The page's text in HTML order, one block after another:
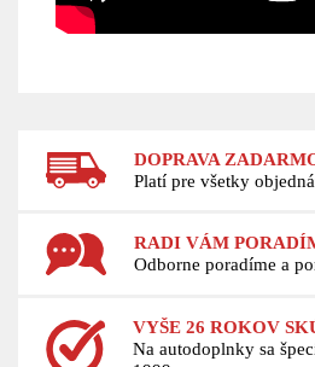
DOPRAVA
Platí pre všetky
RADI VÁM
Odborne poradíme a
VYŠE 26 ROKOV
Na autodoplnky sa